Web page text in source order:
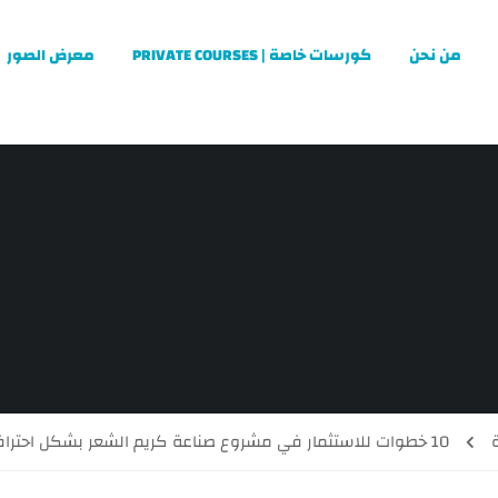
من نحن كورسات خاصة | PRIVATE COURSES معرض الصور
10 خطوات للاستثمار في مشروع صناعة كريم الشعر بشكل احترافي